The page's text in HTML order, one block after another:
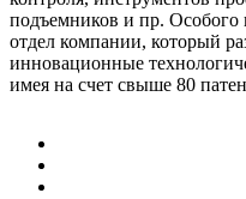
подъемников и пр. Особого
отдел компании, который
инновационные
имея на счет свыше 80